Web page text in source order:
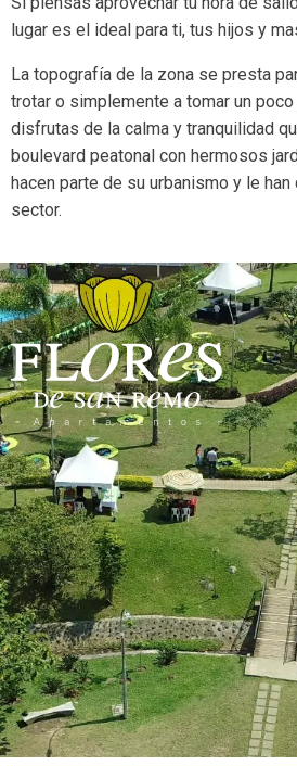
lugar es el ideal para ti, tus hijos y
La topografía de la zona se presta
trotar o simplemente a tomar un
disfrutas de la calma y tranquilidad
boulevard peatonal con hermosos
hacen parte de su urbanismo y le
sector.